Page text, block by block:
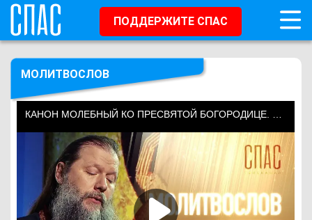
ПОДДЕРЖИТЕ СПАС
МОЛИТВОСЛОВ